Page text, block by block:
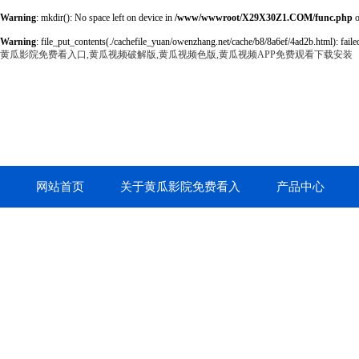
Warning: mkdir(): No space left on device in /www/wwwroot/X29X30Z1.COM/func.php
Warning: file_put_contents(./cachefile_yuan/owenzhang.net/cache/b8/8a6ef/4ad2b.html):
黄瓜影院免费看入口,黄瓜视频破解版,黄瓜视频色版,黄瓜视频APP免费观看下载安装
网站首页 关于黄瓜影院免费看入 产品中心